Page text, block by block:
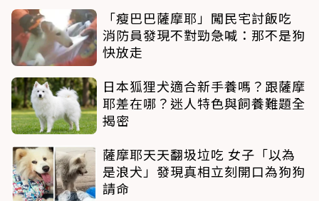
「瘦巴巴薩摩耶」闖民宅討飯吃
消防員發現不對勁急喊：那不是狗
快放走
日本狐狸犬適合新手養嗎？跟薩摩
耶差在哪？迷人特色與飼養難題全
揭密
薩摩耶天天翻圾垃吃 女子「以為
是浪犬」發現真相立刻開口為狗狗
請命